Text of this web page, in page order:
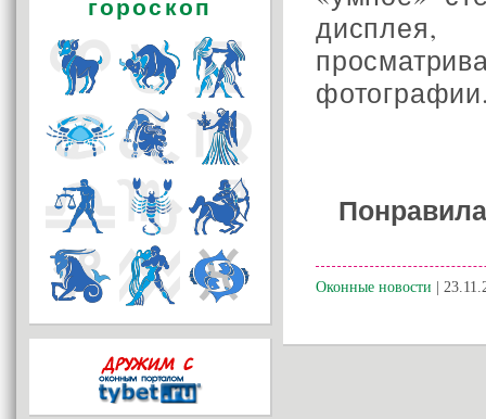
Оконные новости |
гороскоп